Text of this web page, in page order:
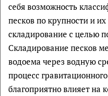
себя возможность
песков по крупности и
складирование с целью
Складирование песков
водоема через водную
процесс
благоприятно влияет на